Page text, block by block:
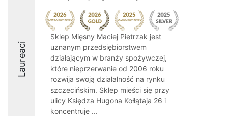
Laureaci
Sklep Mięsny Maciej Pietrzak jest
uznanym przedsiębiorstwem
działającym w branży spożywczej,
które nieprzerwanie od 2006 roku
rozwija swoją działalność na rynku
szczecińskim. Sklep mieści się przy
ulicy Księdza Hugona Kołłątaja 26 i
koncentruje ...